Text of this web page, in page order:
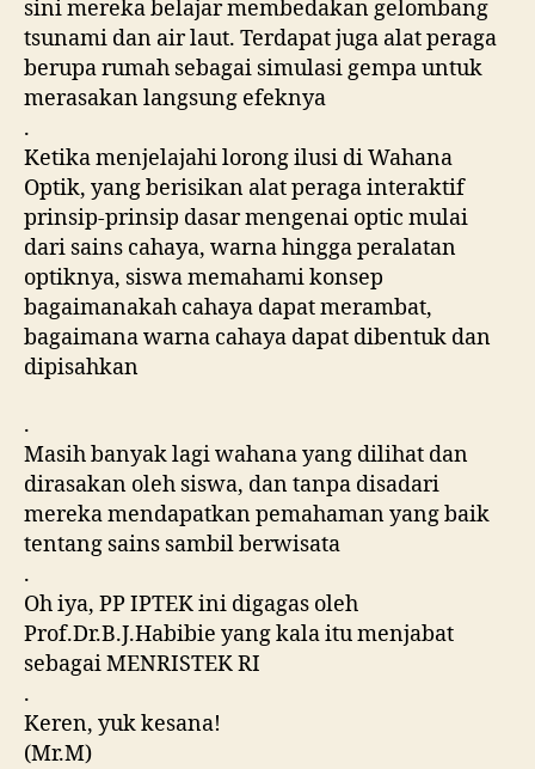
sini mereka belajar membedakan gelombang
tsunami dan air laut. Terdapat juga alat peraga
berupa rumah sebagai simulasi gempa untuk
merasakan langsung efeknya
.
Ketika menjelajahi lorong ilusi di Wahana
Optik, yang berisikan alat peraga interaktif
prinsip-prinsip dasar mengenai optic mulai
dari sains cahaya, warna hingga peralatan
optiknya, siswa memahami konsep
bagaimanakah cahaya dapat merambat,
bagaimana warna cahaya dapat dibentuk dan
dipisahkan
.
Masih banyak lagi wahana yang dilihat dan
dirasakan oleh siswa, dan tanpa disadari
mereka mendapatkan pemahaman yang baik
tentang sains sambil berwisata
.
Oh iya, PP IPTEK ini digagas oleh
Prof.Dr.B.J.Habibie yang kala itu menjabat
sebagai MENRISTEK RI
.
Keren, yuk kesana!
(Mr.M)